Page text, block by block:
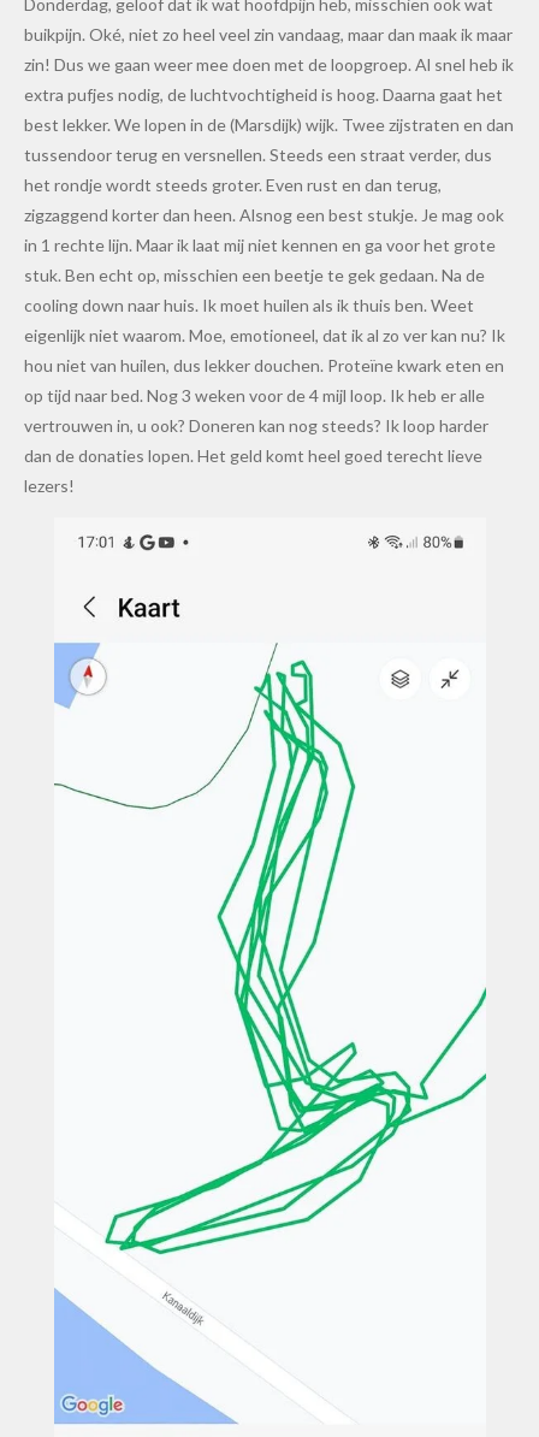
buikpijn. Oké, niet zo heel veel zin vandaag, maar dan maak ik maar
zin! Dus we gaan weer mee doen met de loopgroep. Al snel heb ik
extra pufjes nodig, de luchtvochtigheid is hoog. Daarna gaat het
best lekker. We lopen in de (Marsdijk) wijk. Twee zijstraten en dan
tussendoor terug en versnellen. Steeds een straat verder, dus
het rondje wordt steeds groter. Even rust en dan terug,
zigzaggend korter dan heen. Alsnog een best stukje. Je mag ook
in 1 rechte lijn. Maar ik laat mij niet kennen en ga voor het grote
stuk. Ben echt op, misschien een beetje te gek gedaan. Na de
cooling down naar huis. Ik moet huilen als ik thuis ben. Weet
eigenlijk niet waarom. Moe, emotioneel, dat ik al zo ver kan nu? Ik
hou niet van huilen, dus lekker douchen. Proteïne kwark eten en
op tijd naar bed. Nog 3 weken voor de 4 mijl loop. Ik heb er alle
vertrouwen in, u ook? Doneren kan nog steeds? Ik loop harder
dan de donaties lopen. Het geld komt heel goed terecht lieve
lezers!